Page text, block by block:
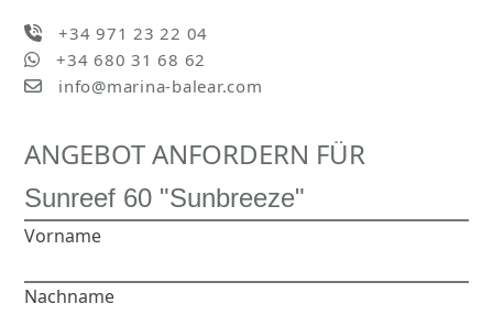
+34 971 23 22 04
+34 680 31 68 62
info@marina-balear.com
ANGEBOT ANFORDERN FÜR
Vorname
Nachname